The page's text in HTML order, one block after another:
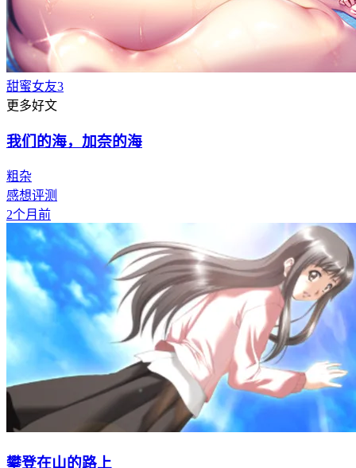
甜蜜女友3
更多好文
我们的海，加奈的海
粗杂
感想评测
2个月前
攀登在山的路上